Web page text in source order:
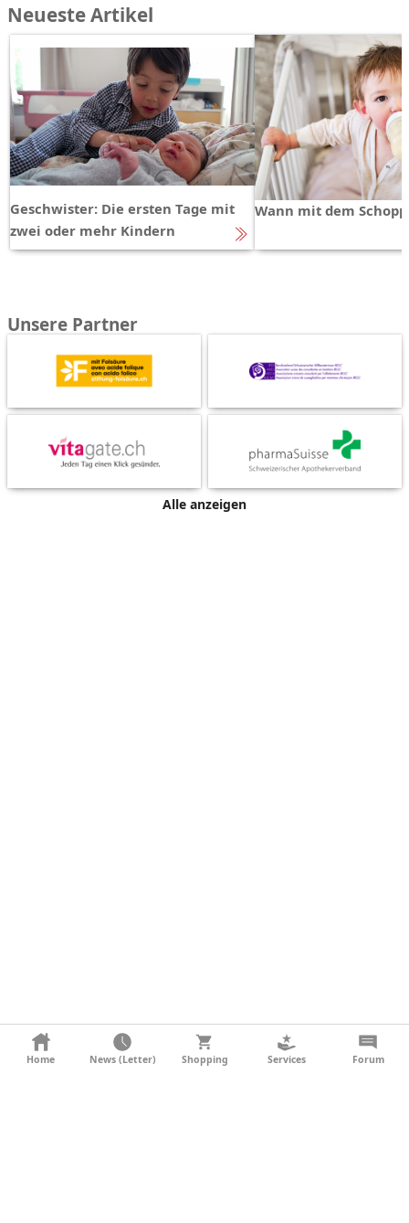
Neueste Artikel
Geschwister: Die ersten Tage mit
zwei oder mehr Kindern
Wann mit dem
Unsere Partner
Alle anzeigen
KONTAKT
Home News (Letter) Shopping Services Forum